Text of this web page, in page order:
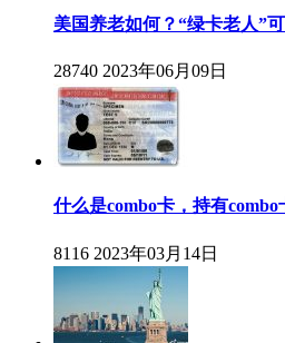
美国养老如何？“绿卡老人”
28740 2023年06月09日
什么是combo卡，持有
8116 2023年03月14日